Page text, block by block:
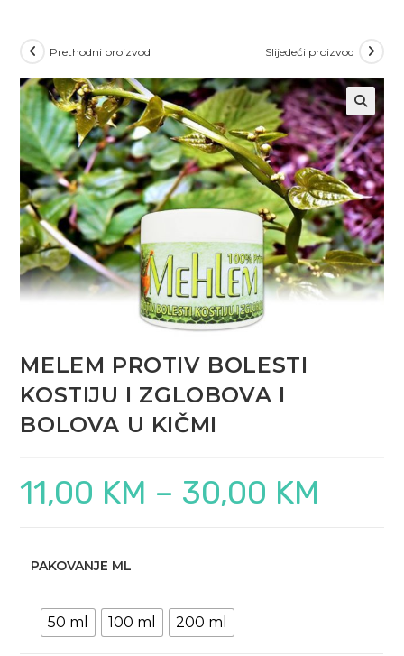
Prethodni proizvod Slijedeći proizvod
MELEM PROTIV BOLESTI
KOSTIJU I ZGLOBOVA I
BOLOVA U KIČMI
11,00 KM – 30,00 KM
PAKOVANJE ML
50 ml 100 ml 200 ml